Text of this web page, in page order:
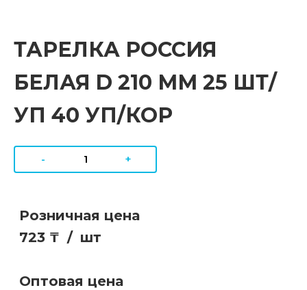
ТАРЕЛКА РОССИЯ
БЕЛАЯ D 210 ММ 25 ШТ/
УП 40 УП/КОР
- +
Розничная цена
723 ₸ / шт
Оптовая цена